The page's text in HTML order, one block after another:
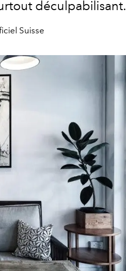
déculpabilisant.
Suisse